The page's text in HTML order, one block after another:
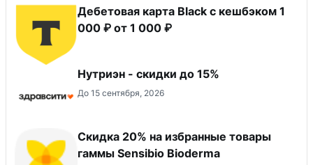
Дебетовая карта Black c кешбэком 1
000 ₽ от 1 000 ₽
Нутриэн - скидки до 15%
До 15 сентября, 2026
Скидка 20% на избранные товары
гаммы Sensibio Bioderma